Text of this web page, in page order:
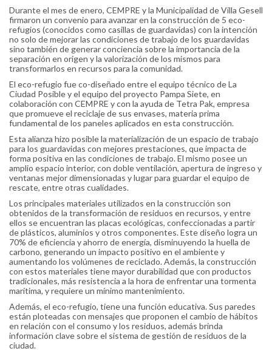
Durante el mes de enero, CEMPRE y la Municipalidad de Villa Gesell
firmaron un convenio para avanzar en la construcción de 5 eco-
refugios (conocidos como casillas de guardavidas) con la intención
no solo de mejorar las condiciones de trabajo de los guardavidas
sino también de generar conciencia sobre la importancia de la
separación en origen y la valorización de los mismos para
transformarlos en recursos para la comunidad.
El eco-refugio fue co-diseñado entre el equipo técnico de La
Ciudad Posible y el equipo del proyecto Pampa Siete, en
colaboración con CEMPRE y con la ayuda de Tetra Pak, empresa
que promueve el reciclaje de sus envases, materia prima
fundamental de los paneles aplicados en esta construcción.
Esta alianza hizo posible la materialización de un espacio de trabajo
para los guardavidas con mejores prestaciones, que impacta de
forma positiva en las condiciones de trabajo. El mismo posee un
amplio espacio interior, con doble ventilación, apertura de ingreso y
ventanas mejor dimensionadas y lugar para guardar el equipo de
rescate, entre otras cualidades.
Los principales materiales utilizados en la construcción son
obtenidos de la transformación de residuos en recursos, y entre
ellos se encuentran las placas ecológicas, confeccionadas a partir
de plásticos, aluminios y otros componentes. Este diseño logra un
70% de eficiencia y ahorro de energía, disminuyendo la huella de
carbono, generando un impacto positivo en el ambiente y
aumentando los volúmenes de reciclado. Además, la construcción
con estos materiales tiene mayor durabilidad que con productos
tradicionales, más resistencia a la hora de enfrentar una tormenta
marítima, y requiere un mínimo mantenimiento.
Además, el eco-refugio, tiene una función educativa. Sus paredes
están ploteadas con mensajes que proponen el cambio de hábitos
en relación con el consumo y los residuos, además brinda
información clave sobre el sistema de gestión de residuos de la
ciudad.